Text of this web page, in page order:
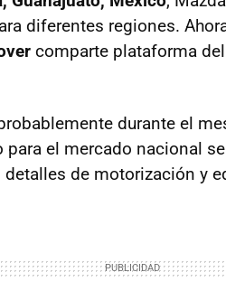
diferentes regiones.
comparte plataforma
durante el
el mercado nacional
de motorización y